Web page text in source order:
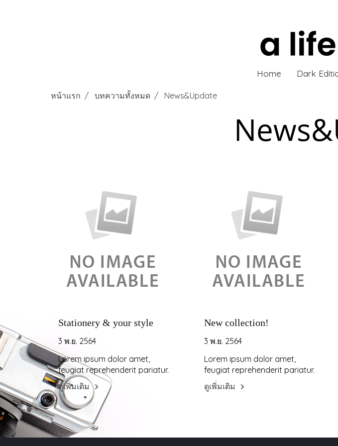
Home Dark
หน้าแรก บทความทั้งหมด News&Update
Stationery & your style
3 พ.ย. 2564
Lorem ipsum dolor amet,
feugiat reprehenderit pariatur.
ดูเพิ่มเติม
New collection!
3 พ.ย. 2564
Lorem ipsum dolor amet,
feugiat reprehenderit pariatur.
ดูเพิ่มเติม